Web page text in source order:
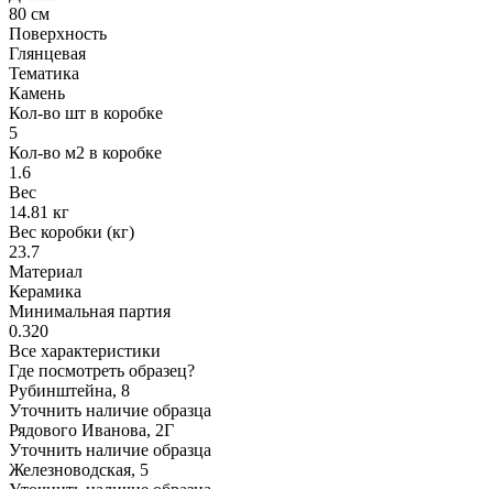
80 см
Поверхность
Глянцевая
Тематика
Камень
Кол-во шт в коробке
5
Кол-во м2 в коробке
1.6
Вес
14.81 кг
Вес коробки (кг)
23.7
Материал
Керамика
Минимальная партия
0.320
Все характеристики
Где посмотреть образец?
Рубинштейна, 8
Уточнить наличие образца
Рядового Иванова, 2Г
Уточнить наличие образца
Железноводская, 5